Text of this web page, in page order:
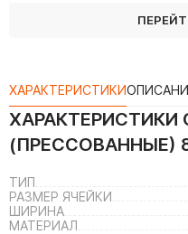
ХАРАКТЕРИСТИКИ
ХАРАКТЕРИСТИКИ
(ПРЕССОВАННЫЕ)
ТИП
РАЗМЕР ЯЧЕЙКИ
ШИРИНА
МАТЕРИАЛ